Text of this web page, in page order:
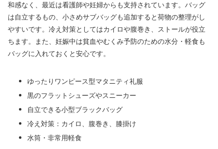
和感なく、最近は看護師や妊婦からも支持されています。バッグ
は自立するもの、小さめサブバッグも追加すると荷物の整理がし
やすいです。冷え対策としてはカイロや腹巻き、ストールが役立
ちます。また、妊娠中は貧血やむくみ予防のための水分・軽食も
バッグに入れておくと安心です。
ゆったりワンピース型マタニティ礼服
黒のフラットシューズやスニーカー
自立できる小型ブラックバッグ
冷え対策：カイロ、腹巻き、膝掛け
水筒・非常用軽食